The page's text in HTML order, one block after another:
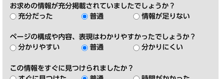
お求めの情報が充分掲載されていましたでしょうか？
充分だった
普通 情報が足りない
ページの構成や内容、表現はわかりやすかったでしょうか？
分かりやすい
普通 分かりにくい
この情報をすぐに見つけられましたか？